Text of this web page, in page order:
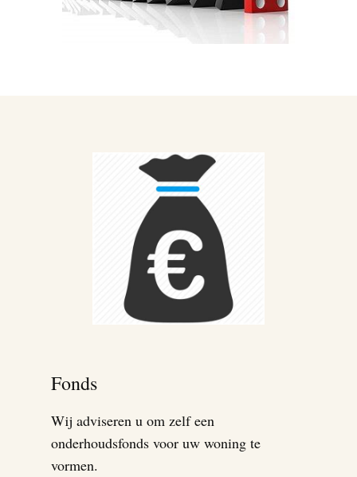
Fonds
Wij adviseren u om zelf een
onderhoudsfonds voor uw woning te
vormen.